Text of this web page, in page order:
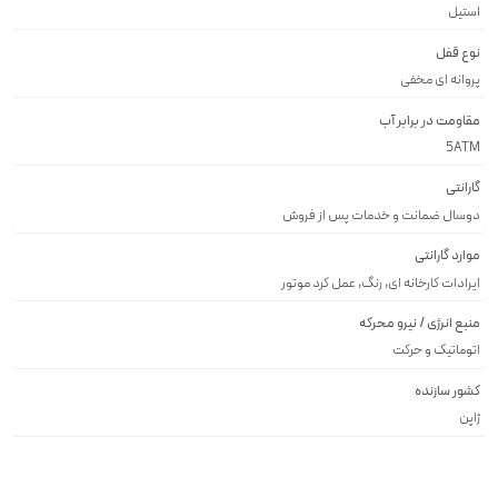
استيل
نوع قفل
پروانه اى مخفى
مقاومت در برابر آب
5ATM
گارانتی
دوسال ضمانت و خدمات پس از فروش
موارد گارانتی
ایرادات کارخانه ای, رنگ, عمل کرد موتور
منبع انرژی / نیرو محرکه
اتوماتیک و حرکت
کشور سازنده
ژاپن